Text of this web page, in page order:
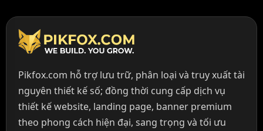
Pikfox.com hỗ trợ lưu trữ, phân loại và truy xuất tài
nguyên thiết kế số; đồng thời cung cấp dịch vụ
thiết kế website, landing page, banner premium
theo phong cách hiện đại, sang trọng và tối ưu